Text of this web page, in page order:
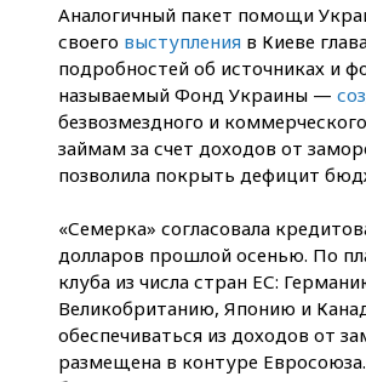
Аналогичный пакет помощи
своего выступления в Киеве
подробностей об источниках и
называемый Фонд Украины —
безвозмездного и
займам за счет доходов от
позволила покрыть дефицит
«Семерка» согласовала
долларов прошлой осенью. По
клуба из числа стран ЕС:
Великобританию, Японию и
обеспечиваться из доходов от
размещена в контуре